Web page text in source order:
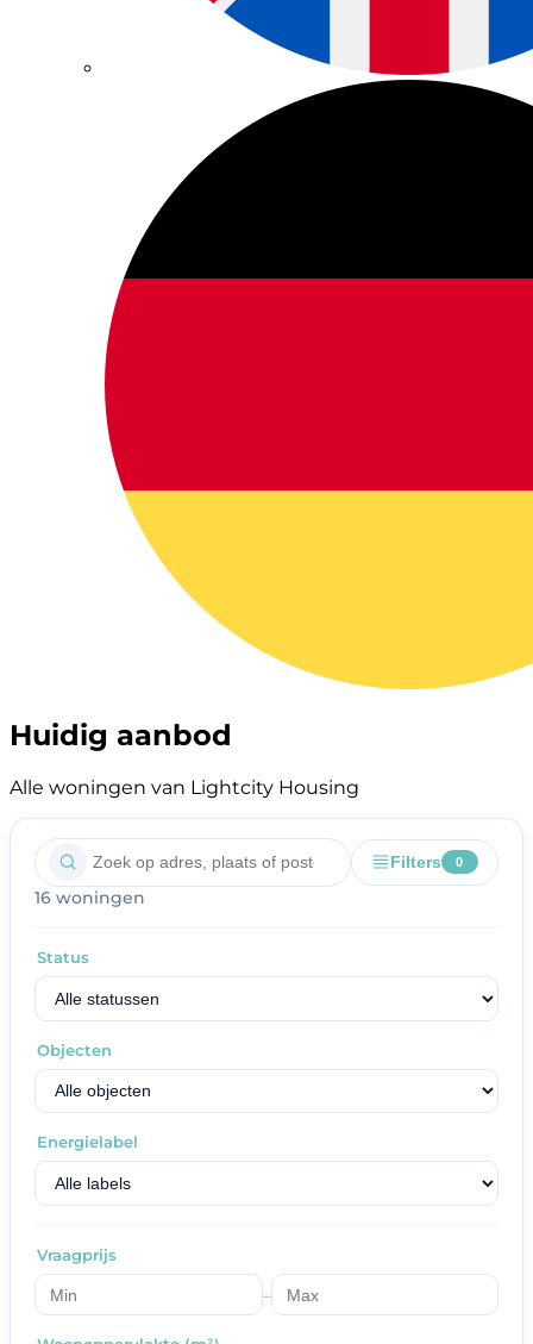
Huidig aanbod
Alle woningen van Lightcity Housing
Filters 0
16 woningen
Status
Objecten
Energielabel
Vraagprijs
–